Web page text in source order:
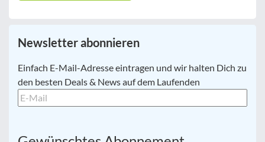
Newsletter abonnieren
E-
Mail *
Einfach E-Mail-Adresse eintragen und wir halten Dich zu
den besten Deals & News auf dem Laufenden